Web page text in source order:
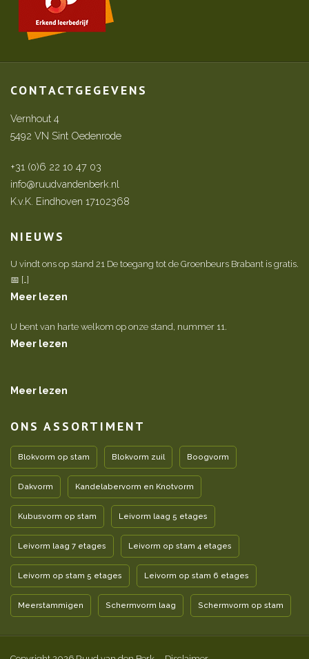
CONTACTGEGEVENS
Vernhout 4
5492 VN Sint Oedenrode
+31 (0)6 22 10 47 03
info@ruudvandenberk.nl
K.v.K. Eindhoven 17102368
NIEUWS
U vindt ons op stand 21 De toegang tot de Groenbeurs Brabant is gratis.
📅 […]
Meer lezen
U bent van harte welkom op onze stand, nummer 11.
Meer lezen
Meer lezen
ONS ASSORTIMENT
Blokvorm op stam Blokvorm zuil Boogvorm
Dakvorm Kandelabervorm en Knotvorm
Kubusvorm op stam Leivorm laag 5 etages
Leivorm laag 7 etages Leivorm op stam 4 etages
Leivorm op stam 5 etages Leivorm op stam 6 etages
Meerstammigen Schermvorm laag Schermvorm op stam